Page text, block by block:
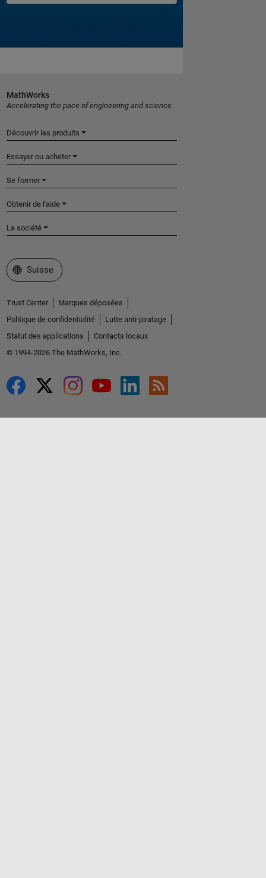
MathWorks
Accelerating the pace of engineering and science
Découvrir les produits
Essayer ou acheter
Se former
Obtenir de l'aide
La société
Sélectionner un site web
Suisse
Trust Center
Marques déposées
Politique de confidentialité
Lutte anti-piratage
Statut des applications
Contacts locaux
© 1994-2026 The MathWorks, Inc.